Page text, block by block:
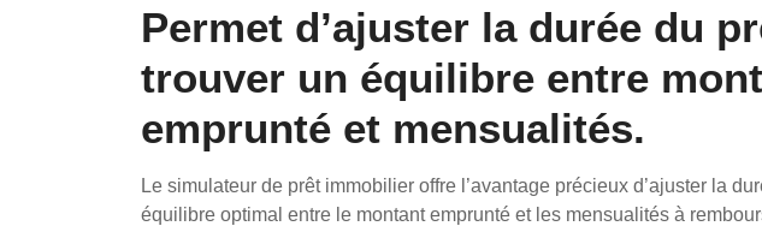
Permet d’ajuster la durée du
trouver un équilibre entre
emprunté et mensualités.
Le simulateur de prêt immobilier offre l’avantage précieux d’ajuster la
équilibre optimal entre le montant emprunté et les mensualités à